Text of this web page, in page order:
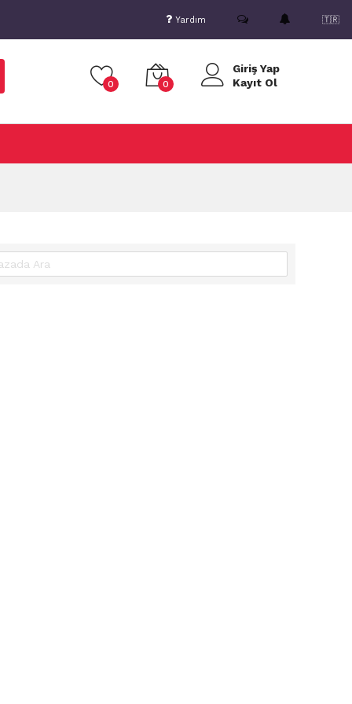
Yardım 🇹🇷
0 0
Giriş Yap
Kayıt Ol